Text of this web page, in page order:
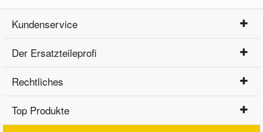
Kundenservice
Der Ersatzteileprofi
Rechtliches
Top Produkte